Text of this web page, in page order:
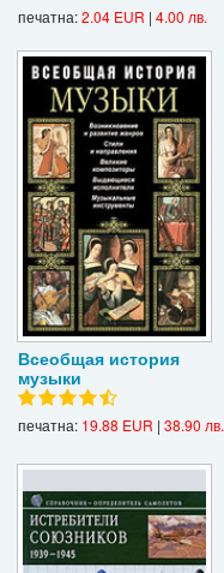
печатна:2.04 EUR | 4.00 лв.
Всеобщая история
музыки
печатна: 19.88 EUR | 38.90 лв.